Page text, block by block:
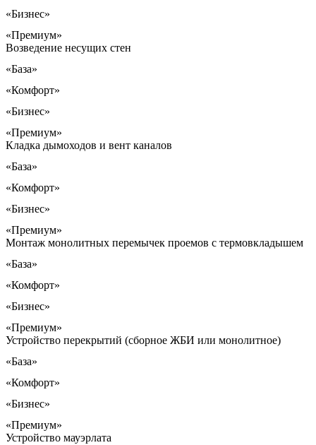
«Бизнес»
«Премиум»
Возведение несущих стен
«База»
«Комфорт»
«Бизнес»
«Премиум»
Кладка дымоходов и вент каналов
«База»
«Комфорт»
«Бизнес»
«Премиум»
Монтаж монолитных перемычек проемов с термовкладышем
«База»
«Комфорт»
«Бизнес»
«Премиум»
Устройство перекрытий (сборное ЖБИ или монолитное)
«База»
«Комфорт»
«Бизнес»
«Премиум»
Устройство мауэрлата